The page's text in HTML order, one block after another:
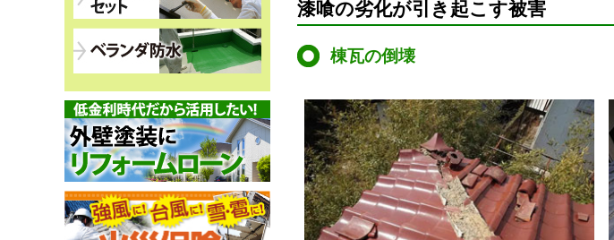
漆喰の劣化が引き起こす被害
棟瓦の倒壊